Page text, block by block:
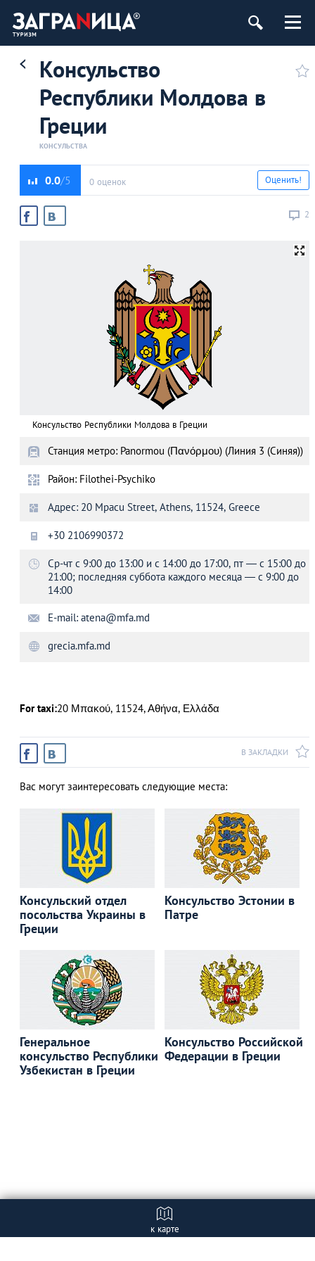
Консульство
Республики Молдова в
Греции
КОНСУЛЬСТВА
0.0 0 оценок
2
Оценить!
Консульство Республики Молдова в Греции
Станция метро: Panormou (Πανόρμου) (Линия 3 (Синяя))
Район: Filothei-Psychiko
Адрес: 20 Mpacu Street, Athens, 11524, Greece
+30 2106990372
Ср-чт с 9:00 до 13:00 и с 14:00 до 17:00, пт — с 15:00 до
21:00; последняя суббота каждого месяца — с 9:00 до
14:00
E-mail: atena@mfa.md
grecia.mfa.md
For taxi:20 Μπακού, 11524, Αθήνα, Ελλάδα
В ЗАКЛАДКИ
Вас могут заинтересовать следующие места:
Консульский отдел
посольства Украины в
Греции
Консульство Эстонии в
Патре
Генеральное
консульство Республики
Узбекистан в Греции
Консульство Российской
Федерации в Греции
к карте